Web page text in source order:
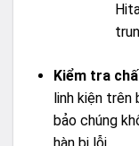
Kiểm tra
linh kiện trên
bảo chúng